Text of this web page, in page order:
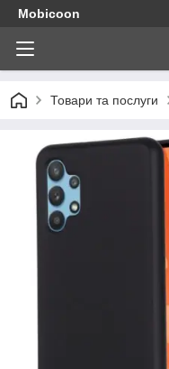
Mobicoon
Товари та послуги